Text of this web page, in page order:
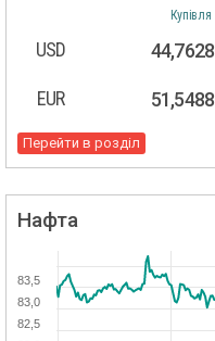
Купівля
USD 44,7628
EUR 51,5488
Перейти в розділ
Нафта
82,5
83,0
83,5